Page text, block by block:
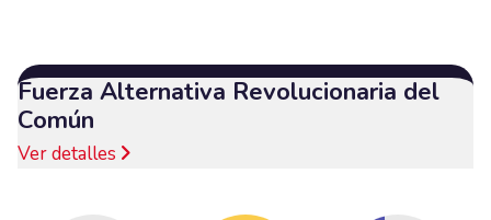
Fuerza Alternativa Revolucionaria del
Común
Ver detalles